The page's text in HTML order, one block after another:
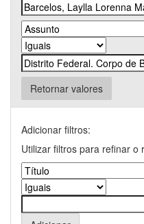
Retornar valores
Adicionar filtros:
Utilizar filtros para refinar o